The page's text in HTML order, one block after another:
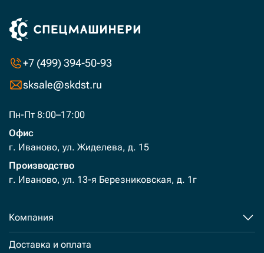
+7 (499) 394-50-93
sksale@skdst.ru
Пн-Пт 8:00–17:00
Офис
г. Иваново, ул. Жиделева, д. 15
Производство
г. Иваново, ул. 13-я Березниковская, д. 1г
Компания
Доставка и оплата